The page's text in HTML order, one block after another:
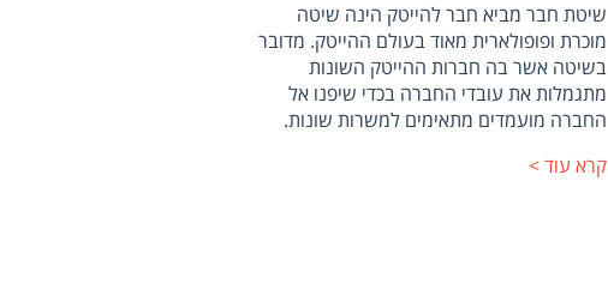
שיטת חבר מביא חבר להייטק הינה שיטה
מוכרת ופופולארית מאוד בעולם ההייטק. מדובר
בשיטה אשר בה חברות ההייטק השונות
מתגמלות את עובדי החברה בכדי שיפנו אל
החברה מועמדים מתאימים למשרות שונות.
קרא עוד